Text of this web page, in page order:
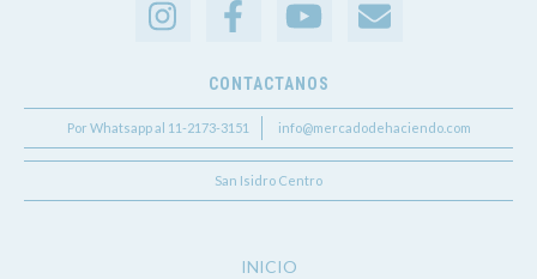
CONTACTANOS
Por Whatsapp al 11-2173-3151 info@mercadodehaciendo.com
San Isidro Centro
INICIO